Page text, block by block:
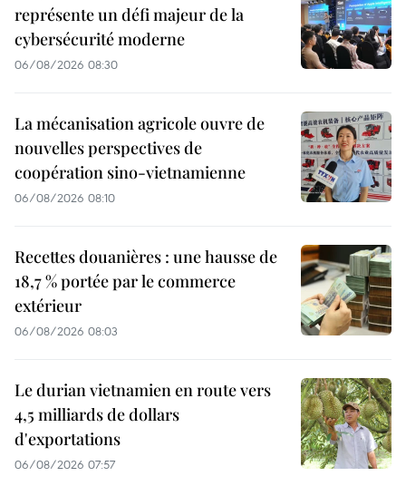
représente un défi majeur de la
cybersécurité moderne
06/08/2026 08:30
La mécanisation agricole ouvre de
nouvelles perspectives de
coopération sino-vietnamienne
06/08/2026 08:10
Recettes douanières : une hausse de
18,7 % portée par le commerce
extérieur
06/08/2026 08:03
Le durian vietnamien en route vers
4,5 milliards de dollars
d'exportations
06/08/2026 07:57